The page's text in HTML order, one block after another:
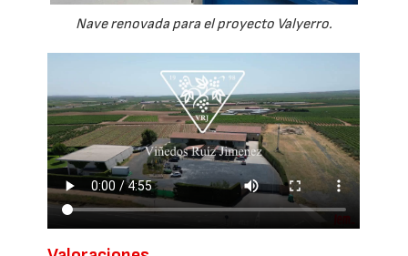
Nave renovada para el proyecto Valyerro.